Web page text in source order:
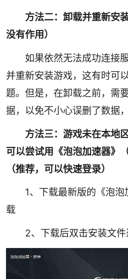
方法二：卸载并重新安
没有作用）
如果依然无法成功连接
并重新安装游戏，这有时可
题。但是，在卸载之前，需
据，以免不小心误删了数据
方法三：游戏未在本地
可以尝试用 《泡泡加速器》
（推荐，可以快速登录）
1、下载最新版的《泡
载
2、下载后双击安装文件